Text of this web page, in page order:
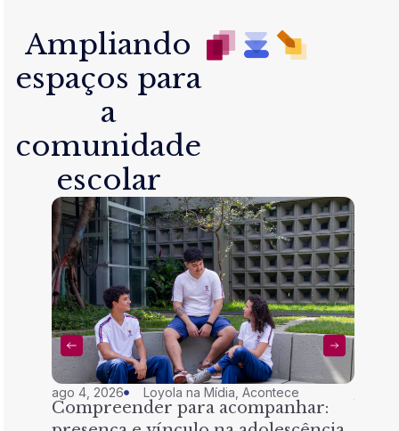
Ampliando
espaços para
a
comunidade
escolar
ago 4, 2026 Loyola na Mídia ,Acontece
Compreender para acompanhar: